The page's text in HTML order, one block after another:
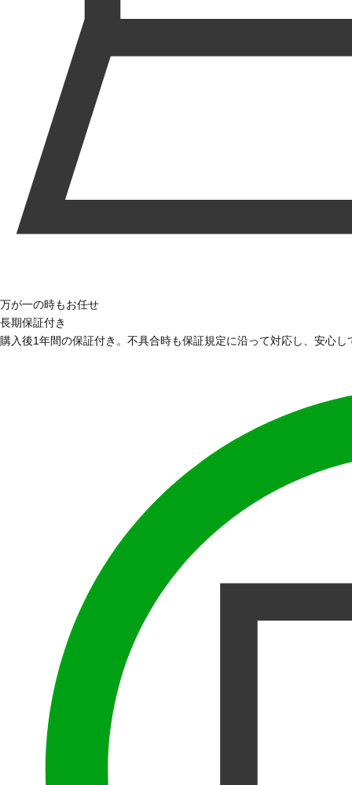
万が一の時もお任せ
長期保証付き
購入後1年間の保証付き。不具合時も保証規定に沿って対応し、安心